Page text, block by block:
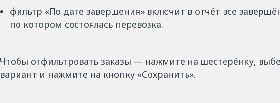
фильтр «По дате завершения» включит в отчёт все
по котором состоялась перевозка.
Чтобы отфильтровать заказы — нажмите на шестерёнку,
вариант и нажмите на кнопку «Сохранить».